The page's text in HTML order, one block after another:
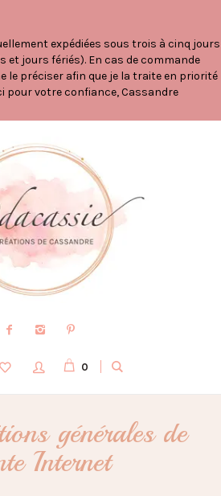
expédiées sous trois à cinq jours
et jours fériés). En cas de commande
le préciser afin que je la traite en priorité
pour votre confiance, Cassandre
0
générales de
Internet